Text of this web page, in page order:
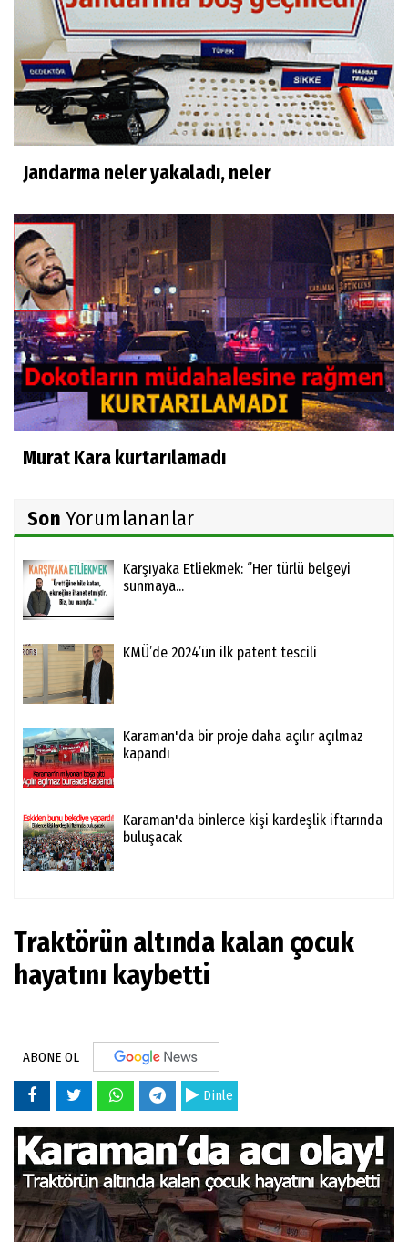
Jandarma neler yakaladı, neler
Murat Kara kurtarılamadı
Son Yorumlananlar
Karşıyaka Etliekmek: ‘’Her türlü belgeyi
sunmaya...
KMÜ’de 2024’ün ilk patent tescili
Karaman'da bir proje daha açılır açılmaz
kapandı
Karaman'da binlerce kişi kardeşlik iftarında
buluşacak
Traktörün altında kalan çocuk
hayatını kaybetti
ABONE OL
Dinle